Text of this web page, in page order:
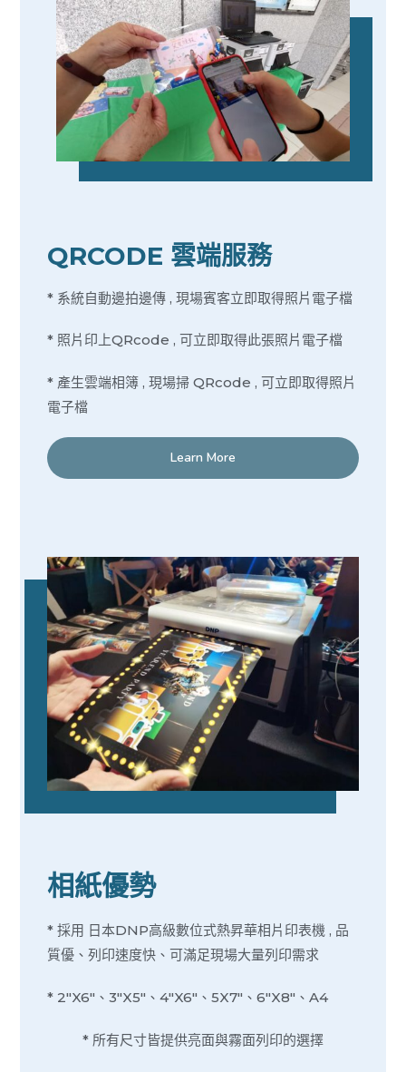
QRCODE 雲端服務
* 系統自動邊拍邊傳 , 現場賓客立即取得照片電子檔
* 照片印上QRcode , 可立即取得此張照片電子檔
* 產生雲端相簿 , 現場掃 QRcode , 可立即取得照片
電子檔
Learn More
相紙優勢
* 採用 日本DNP高級數位式熱昇華相片印表機 , 品
質優、列印速度快、可滿足現場大量列印需求
* 2″X6″、3″X5″、4″X6″、5X7″、6″X8″、A4
* 所有尺寸皆提供亮面與霧面列印的選擇